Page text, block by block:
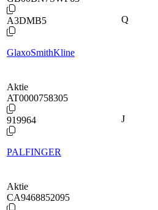
A3DMB5
GlaxoSmithKline
Q
Aktie
AT0000758305
919964
PALFINGER
J
Aktie
CA9468852095